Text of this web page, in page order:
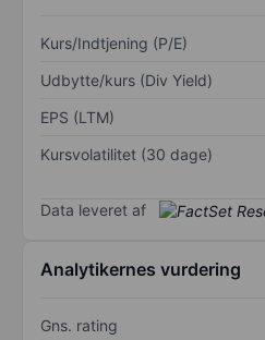
Kurs/Indtjening (P/E)
Udbytte/kurs (Div Yield)
EPS (LTM)
Kursvolatilitet (30 dage)
Data leveret af
Analytikernes vurdering
Gns. rating